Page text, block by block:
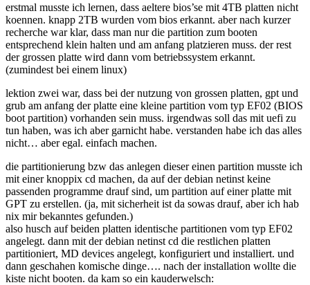
erstmal musste ich lernen, dass aeltere bios’se mit 4TB platten nicht
koennen. knapp 2TB wurden vom bios erkannt. aber nach kurzer
recherche war klar, dass man nur die partition zum booten
entsprechend klein halten und am anfang platzieren muss. der rest
der grossen platte wird dann vom betriebssystem erkannt.
(zumindest bei einem linux)
lektion zwei war, dass bei der nutzung von grossen platten, gpt und
grub am anfang der platte eine kleine partition vom typ EF02 (BIOS
boot partition) vorhanden sein muss. irgendwas soll das mit uefi zu
tun haben, was ich aber garnicht habe. verstanden habe ich das alles
nicht… aber egal. einfach machen.
die partitionierung bzw das anlegen dieser einen partition musste ich
mit einer knoppix cd machen, da auf der debian netinst keine
passenden programme drauf sind, um partition auf einer platte mit
GPT zu erstellen. (ja, mit sicherheit ist da sowas drauf, aber ich hab
nix mir bekanntes gefunden.)
also husch auf beiden platten identische partitionen vom typ EF02
angelegt. dann mit der debian netinst cd die restlichen platten
partitioniert, MD devices angelegt, konfiguriert und installiert. und
dann geschahen komische dinge…. nach der installation wollte die
kiste nicht booten. da kam so ein kauderwelsch: